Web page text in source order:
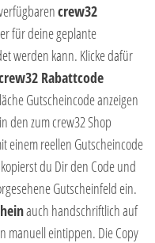
crew32
für deine geplante
werden kann. Klicke dafür
Rabattcode
Gutscheincode anzeigen
den zum crew32 Shop
einem reellen Gutscheincode
du Dir den Code und
Gutscheinfeld ein.
auch handschriftlich auf
manuell eintippen. Die Copy